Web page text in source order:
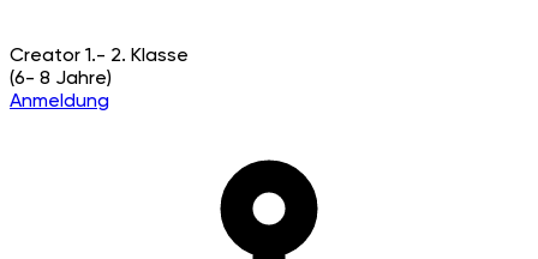
Creator 1.- 2. Klasse
(6- 8 Jahre)
Anmeldung